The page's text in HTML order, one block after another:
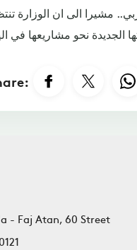
مشيرا الى ان الوزارة
الجديدة نحو مشاريعها في
- Faj Atan, 60 Street